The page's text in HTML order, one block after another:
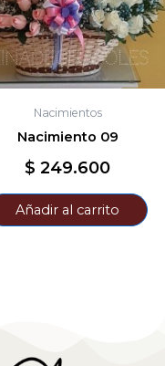
Nacimientos
Nacimiento 09
$ 249.600
Añadir al carrito